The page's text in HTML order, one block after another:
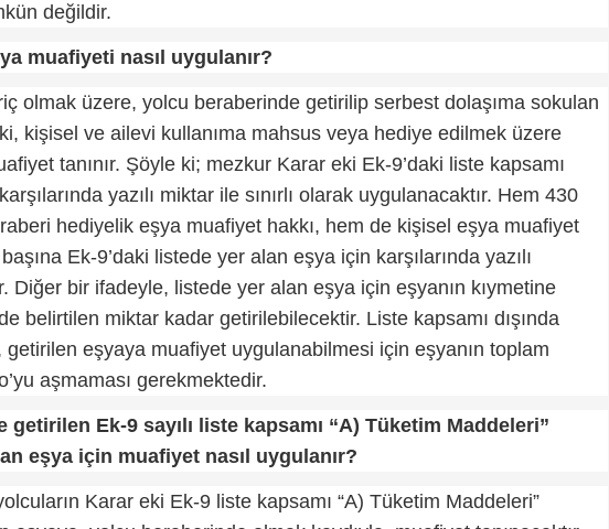
değildir.
muafiyeti nasıl uygulanır?
olmak üzere, yolcu beraberinde getirilip serbest dolaşıma sokulan
kişisel ve ailevi kullanıma mahsus veya hediye edilmek üzere
tanınır. Şöyle ki; mezkur Karar eki Ek-9’daki liste kapsamı
yazılı miktar ile sınırlı olarak uygulanacaktır. Hem 430
hediyelik eşya muafiyet hakkı, hem de kişisel eşya muafiyet
Ek-9’daki listede yer alan eşya için karşılarında yazılı
Diğer bir ifadeyle, listede yer alan eşya için eşyanın kıymetine
belirtilen miktar kadar getirilebilecektir. Liste kapsamı dışında
getirilen eşyaya muafiyet uygulanabilmesi için eşyanın toplam
aşmaması gerekmektedir.
getirilen Ek-9 sayılı liste kapsamı “A) Tüketim Maddeleri”
eşya için muafiyet nasıl uygulanır?
Karar eki Ek-9 liste kapsamı “A) Tüketim Maddeleri”